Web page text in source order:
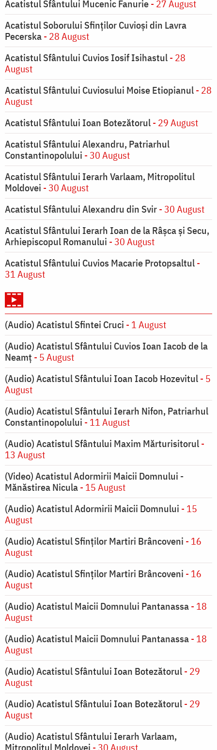
Acatistul Sfântului Mucenic Fanurie- 27 August
Acatistul Soborului Sfinților Cuvioși din Lavra
Pecerska- 28 August
Acatistul Sfântului Cuvios Iosif Isihastul- 28
August
Acatistul Sfântului Cuviosului Moise Etiopianul- 28
August
Acatistul Sfântului Ioan Botezătorul- 29 August
Acatistul Sfântului Alexandru, Patriarhul
Constantinopolului - 30 August
Acatistul Sfântului Ierarh Varlaam, Mitropolitul
Moldovei - 30 August
Acatistul Sfântului Alexandru din Svir- 30 August
Acatistul Sfântului Ierarh Ioan de la Râşca şi Secu,
Arhiepiscopul Romanului - 30 August
Acatistul Sfântului Cuvios Macarie Protopsaltul-
31 August
(Audio) Acatistul Sfintei Cruci - 1 August
(Audio) Acatistul Sfântului Cuvios Ioan Iacob de la
Neamț - 5 August
(Audio) Acatistul Sfântului Ioan Iacob Hozevitul- 5
August
(Audio) Acatistul Sfântului Ierarh Nifon, Patriarhul
Constantinopolului - 11 August
(Audio) Acatistul Sfântului Maxim Mărturisitorul-
13 August
(Video) Acatistul Adormirii Maicii Domnului -
Mănăstirea Nicula- 15 August
(Audio) Acatistul Adormirii Maicii Domnului - 15
August
(Audio) Acatistul Sfinților Martiri Brâncoveni - 16
August
(Audio) Acatistul Sfinților Martiri Brâncoveni - 16
August
(Audio) Acatistul Maicii Domnului Pantanassa- 18
August
(Audio) Acatistul Maicii Domnului Pantanassa- 18
August
(Audio) Acatistul Sfântului Ioan Botezătorul- 29
August
(Audio) Acatistul Sfântului Ioan Botezătorul- 29
August
(Audio) Acatistul Sfântului Ierarh Varlaam,